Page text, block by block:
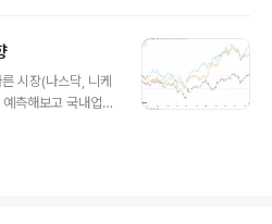
켜봐야 겠습니다.
요일을 기준으로 작
17개업종이 하락
주고 있습니다. 하
시장(나스닥, 니케
측해보고 국내업종
데이터) KOSPI 종